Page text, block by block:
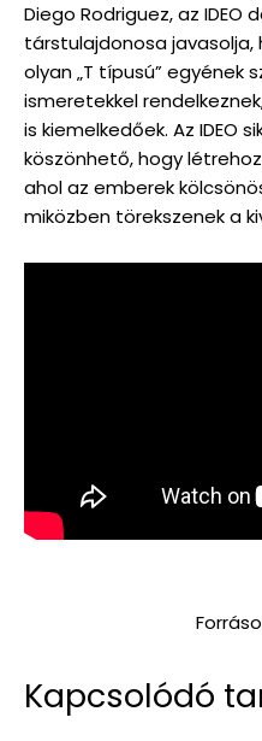
Diego Rodriguez, az IDEO
társtulajdonosa javasolja,
olyan „T típusú” egyének
ismeretekkel
is kiemelkedőek. Az IDEO
köszönhető, hogy
ahol az emberek
miközben törekszenek a
Kapcsolódó